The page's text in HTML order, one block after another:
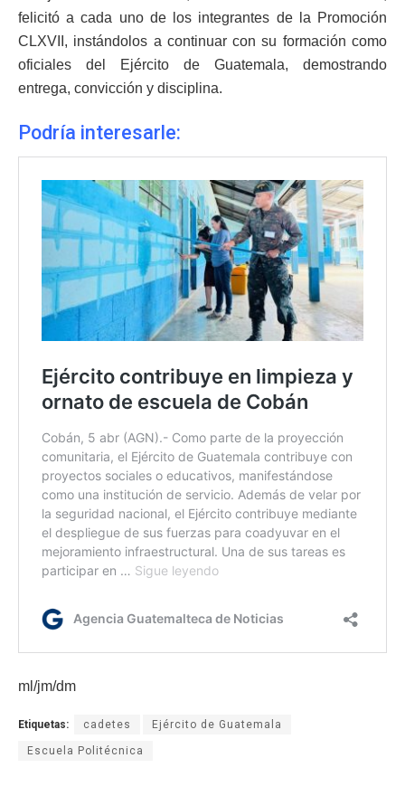
felicitó a cada uno de los integrantes de la Promoción
CLXVII, instándolos a continuar con su formación como
oficiales del Ejército de Guatemala, demostrando
entrega, convicción y disciplina.
Podría interesarle:
ml/jm/dm
Etiquetas: cadetes Ejército de Guatemala
Escuela Politécnica